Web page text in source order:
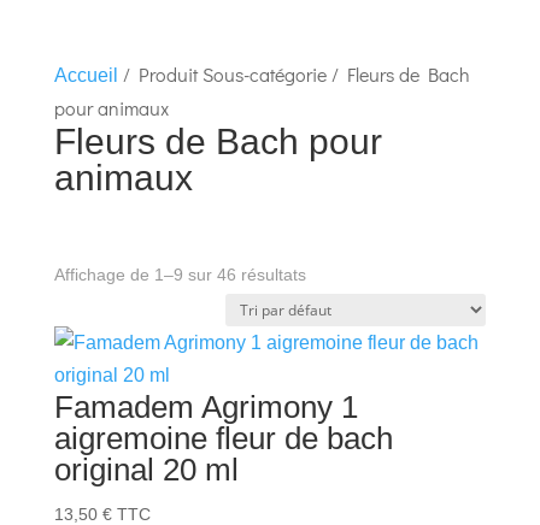
Accueil / Produit Sous-catégorie / Fleurs de Bach
pour animaux
Fleurs de Bach pour
animaux
Affichage de 1–9 sur 46 résultats
Famadem Agrimony 1
aigremoine fleur de bach
original 20 ml
13,50 € TTC